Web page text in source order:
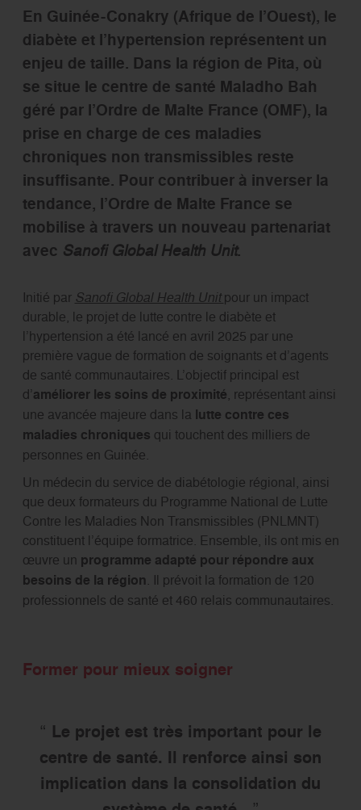
En Guinée-Conakry (Afrique de l’Ouest), le
diabète et l’hypertension représentent un
enjeu de taille. Dans la région de Pita, où
se situe le centre de santé Maladho Bah
géré par l’Ordre de Malte France (OMF), la
prise en charge de ces maladies
chroniques non transmissibles reste
insuffisante. Pour contribuer à inverser la
tendance, l’Ordre de Malte France se
mobilise à travers un nouveau partenariat
avec Sanofi Global Health Unit.
Initié par Sanofi Global Health Unitpour un impact
durable, le projet de lutte contre le diabète et
l’hypertension a été lancé en avril 2025 par une
première vague de formation de soignants et d’agents
de santé communautaires. L’objectif principal est
d’améliorer les soins de proximité, représentant ainsi
une avancée majeure dans la lutte contre ces
maladies chroniques qui touchent des milliers de
personnes en Guinée.
Un médecin du service de diabétologie régional, ainsi
que deux formateurs du Programme National de Lutte
Contre les Maladies Non Transmissibles (PNLMNT)
constituent l’équipe formatrice. Ensemble, ils ont mis en
œuvre un programme adapté pour répondre aux
besoins de la région. Il prévoit la formation de 120
professionnels de santé et 460 relais communautaires.
Former pour mieux soigner
Le projet est très important pour le
centre de santé. Il renforce ainsi son
implication dans la consolidation du